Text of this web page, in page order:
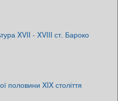
XVII - XVIII ст. Бароко
половини XIX століття